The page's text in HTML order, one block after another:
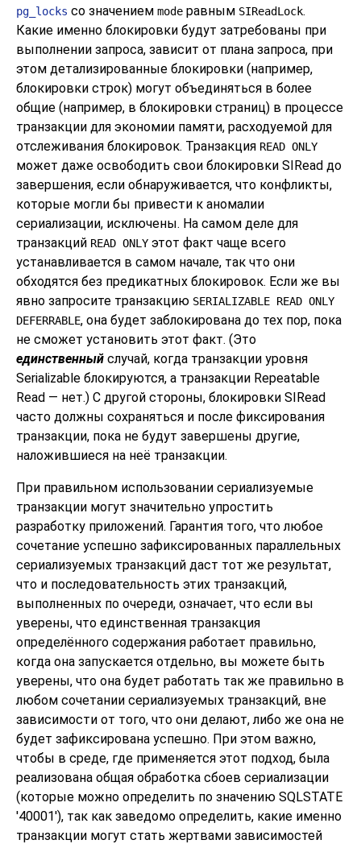
pg_locks со значением mode равным SIReadLock.
Какие именно блокировки будут затребованы при
выполнении запроса, зависит от плана запроса, при
этом детализированные блокировки (например,
блокировки строк) могут объединяться в более
общие (например, в блокировки страниц) в процессе
транзакции для экономии памяти, расходуемой для
отслеживания блокировок. Транзакция READ ONLY
может даже освободить свои блокировки SIRead до
завершения, если обнаруживается, что конфликты,
которые могли бы привести к аномалии
сериализации, исключены. На самом деле для
транзакций READ ONLY этот факт чаще всего
устанавливается в самом начале, так что они
обходятся без предикатных блокировок. Если же вы
явно запросите транзакцию SERIALIZABLE READ ONLY
DEFERRABLE, она будет заблокирована до тех пор, пока
не сможет установить этот факт. (Это
единственный случай, когда транзакции уровня
Serializable блокируются, а транзакции Repeatable
Read — нет.) С другой стороны, блокировки SIRead
часто должны сохраняться и после фиксирования
транзакции, пока не будут завершены другие,
наложившиеся на неё транзакции.
При правильном использовании сериализуемые
транзакции могут значительно упростить
разработку приложений. Гарантия того, что любое
сочетание успешно зафиксированных параллельных
сериализуемых транзакций даст тот же результат,
что и последовательность этих транзакций,
выполненных по очереди, означает, что если вы
уверены, что единственная транзакция
определённого содержания работает правильно,
когда она запускается отдельно, вы можете быть
уверены, что она будет работать так же правильно в
любом сочетании сериализуемых транзакций, вне
зависимости от того, что они делают, либо же она не
будет зафиксирована успешно. При этом важно,
чтобы в среде, где применяется этот подход, была
реализована общая обработка сбоев сериализации
(которые можно определить по значению SQLSTATE
'40001'), так как заведомо определить, какие именно
транзакции могут стать жертвами зависимостей